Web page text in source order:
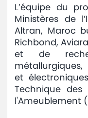
L’équipe du
Ministères de
Altran, Maroc
Richbond,
et de
et
Technique
l'Ameublement